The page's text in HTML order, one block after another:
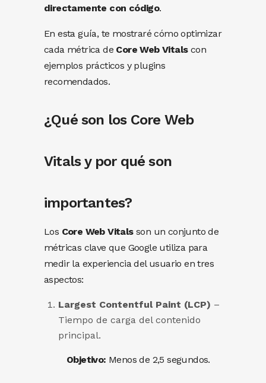
directamente con código.
En esta guía, te mostraré cómo optimizar
cada métrica de Core Web Vitalscon
ejemplos prácticos y plugins
recomendados.
¿Qué son los Core Web
Vitals y por qué son
importantes?
Los Core Web Vitalsson un conjunto de
métricas clave que Google utiliza para
medir la experiencia del usuario en tres
aspectos:
Largest Contentful Paint (LCP) –
Tiempo de carga del contenido
principal.
Objetivo: Menos de 2,5 segundos.